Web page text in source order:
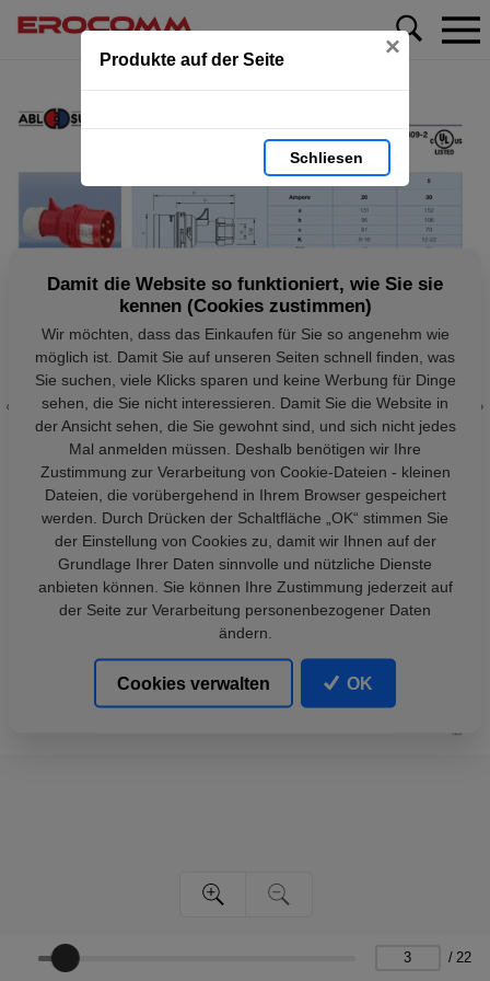
Produkte auf der Seite ×
Schliesen
/ 22
Damit die Website so funktioniert, wie Sie sie
kennen (Cookies zustimmen)
Wir möchten, dass das Einkaufen für Sie so angenehm wie
möglich ist. Damit Sie auf unseren Seiten schnell finden, was
Sie suchen, viele Klicks sparen und keine Werbung für Dinge
sehen, die Sie nicht interessieren. Damit Sie die Website in
der Ansicht sehen, die Sie gewohnt sind, und sich nicht jedes
Mal anmelden müssen. Deshalb benötigen wir Ihre
Zustimmung zur Verarbeitung von Cookie-Dateien - kleinen
Dateien, die vorübergehend in Ihrem Browser gespeichert
werden. Durch Drücken der Schaltfläche „OK“ stimmen Sie
der Einstellung von Cookies zu, damit wir Ihnen auf der
Grundlage Ihrer Daten sinnvolle und nützliche Dienste
anbieten können. Sie können Ihre Zustimmung jederzeit auf
der Seite zur Verarbeitung personenbezogener Daten
ändern.
Cookies verwalten OK